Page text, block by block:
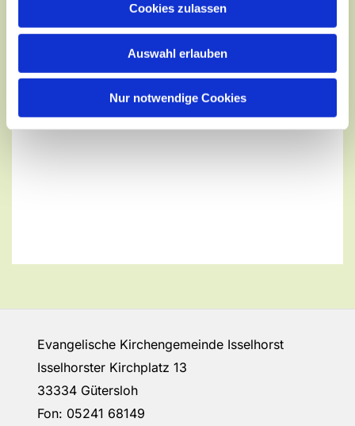
Cookies zulassen
Auswahl erlauben
Nur notwendige Cookies
Evangelische Kirchengemeinde Isselhorst
Isselhorster Kirchplatz 13
33334 Gütersloh
Fon: 05241 68149